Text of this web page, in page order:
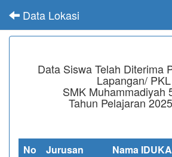
Data Lokasi
Data Siswa Telah Diterima
Lapangan/ PKL
SMK Muhammadiyah
Tahun Pelajaran
No Jurusan Nama